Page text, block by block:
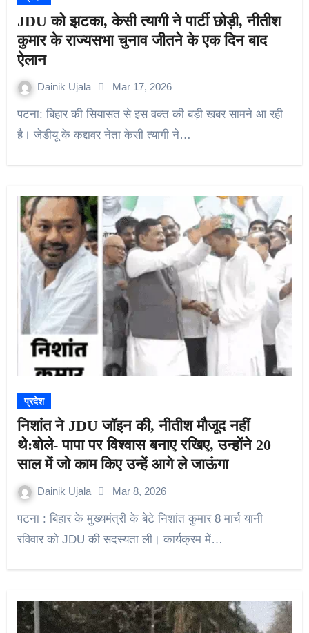
JDU को झटका, केसी त्यागी ने पार्टी छोड़ी, नीतीश
कुमार के राज्यसभा चुनाव जीतने के एक दिन बाद
ऐलान
Dainik Ujala Mar 17, 2026
पटना: बिहार की सियासत से इस वक्त की बड़ी खबर सामने आ रही
है। जेडीयू के कद्दावर नेता केसी त्यागी ने…
प्रदेश
निशांत ने JDU जॉइन की, नीतीश मौजूद नहीं
थे:बोले- पापा पर विश्वास बनाए रखिए, उन्होंने 20
साल में जो काम किए उन्हें आगे ले जाऊंगा
Dainik Ujala Mar 8, 2026
पटना : बिहार के मुख्यमंत्री के बेटे निशांत कुमार 8 मार्च यानी
रविवार को JDU की सदस्यता ली। कार्यक्रम में…